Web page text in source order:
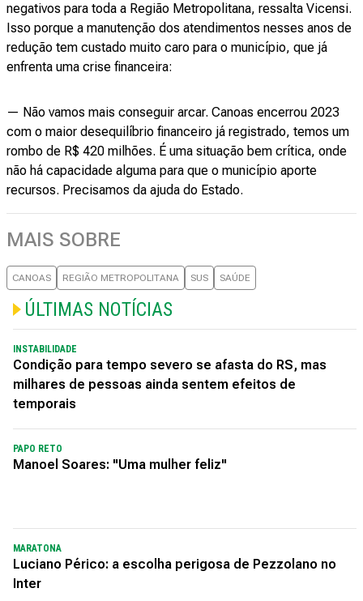
negativos para toda a Região Metropolitana, ressalta Vicensi.
Isso porque a manutenção dos atendimentos nesses anos de
redução tem custado muito caro para o município, que já
enfrenta uma crise financeira:
— Não vamos mais conseguir arcar. Canoas encerrou 2023
com o maior desequilíbrio financeiro já registrado, temos um
rombo de R$ 420 milhões. É uma situação bem crítica, onde
não há capacidade alguma para que o município aporte
recursos. Precisamos da ajuda do Estado.
MAIS SOBRE
CANOAS REGIÃO METROPOLITANA SUS SAÚDE
ÚLTIMAS NOTÍCIAS
INSTABILIDADE
Condição para tempo severo se afasta do RS, mas
milhares de pessoas ainda sentem efeitos de
temporais
PAPO RETO
Manoel Soares: "Uma mulher feliz"
MARATONA
Luciano Périco: a escolha perigosa de Pezzolano no
Inter